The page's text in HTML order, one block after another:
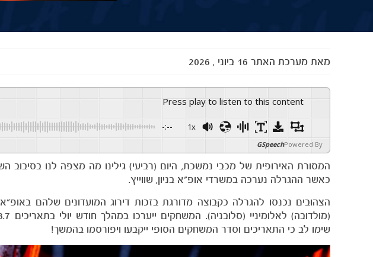
מאת מערכת האתר 16 ביוני , 2026
Press play to listen to this content
-:-- 1x
Powered By
GSpeech
כאשר ההגרלה נערכה במשרדי אופ"א בניון, שווייץ.
הצהובים נכנסו להגרלה כקבוצה מדורגת בזכות דירוג המועדונים שלהם
שימו לב כי התאריכים וסדר המשחקים הסופי ייקבעו ויפורסמו בהמשך!